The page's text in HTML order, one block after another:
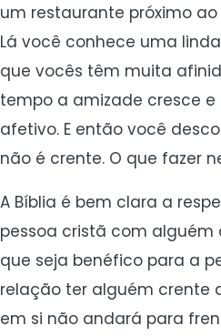
um restaurante próximo
Lá você conhece uma
que vocês têm muita
tempo a amizade cresce e
afetivo. E então você
não é crente. O que fazer
A Bíblia é bem clara a
pessoa cristã com alguém
que seja benéfico para a
relação ter alguém crente
em si não andará para